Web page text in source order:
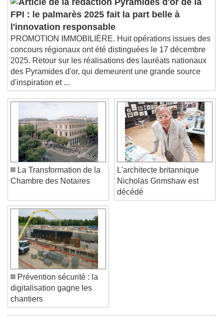
Picture-in-Picture
Fullscreen
This is a modal window.
Beginning of dialog window. Escape will cancel
and close the window.
Text
Color
Text Background
Color Opacity
Caption Area Background
Color Opacity
Font Size
Text Edge Style
Font Family
Reset
Done
Close Modal Dialog
End of dialog window.
Pyramides d'or de la
FPI : le palmarès 2025 fait la part belle à
l'innovation responsable
PROMOTION IMMOBILIÈRE. Huit opérations issues des
concours régionaux ont été distinguées le 17 décembre
2025. Retour sur les réalisations des lauréats nationaux
des Pyramides d'or, qui demeurent une grande source
d'inspiration et ...
La Transformation de la
L'architecte britannique
Nicholas Grimshaw est
décédé
Prévention sécurité : la
digitalisation gagne les
chantiers